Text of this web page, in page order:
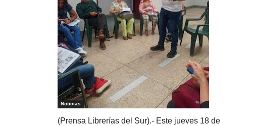
Noticias
(Prensa Librerías del Sur).- Este jueves 18 de